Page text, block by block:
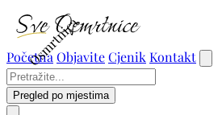
Početna ObjaviteCjenik Kontakt
Pregled po mjestima
Osmrtnica